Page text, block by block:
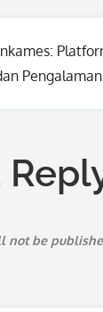
Pengalaman
not be